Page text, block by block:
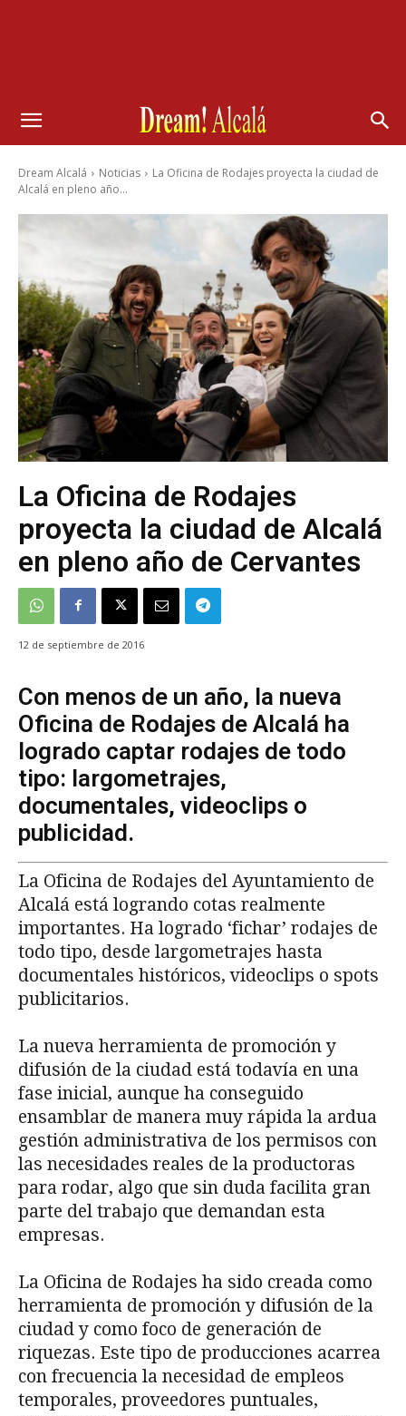
Dream Alcalá Noticias
La Oficina de Rodajes proyecta la ciudad de
Alcalá en pleno año...
La Oficina de Rodajes
proyecta la ciudad de Alcalá
en pleno año de Cervantes
12 de septiembre de 2016
Con menos de un año, la nueva
Oficina de Rodajes de Alcalá ha
logrado captar rodajes de todo
tipo: largometrajes,
documentales, videoclips o
publicidad.
La Oficina de Rodajes del Ayuntamiento de
Alcalá está logrando cotas realmente
importantes. Ha logrado ‘fichar’ rodajes de
todo tipo, desde largometrajes hasta
documentales históricos, videoclips o spots
publicitarios.
La nueva herramienta de promoción y
difusión de la ciudad está todavía en una
fase inicial, aunque ha conseguido
ensamblar de manera muy rápida la ardua
gestión administrativa de los permisos con
las necesidades reales de la productoras
para rodar, algo que sin duda facilita gran
parte del trabajo que demandan esta
empresas.
La Oficina de Rodajes ha sido creada como
herramienta de promoción y difusión de la
ciudad y como foco de generación de
riquezas. Este tipo de producciones acarrea
con frecuencia la necesidad de empleos
temporales, proveedores puntuales,